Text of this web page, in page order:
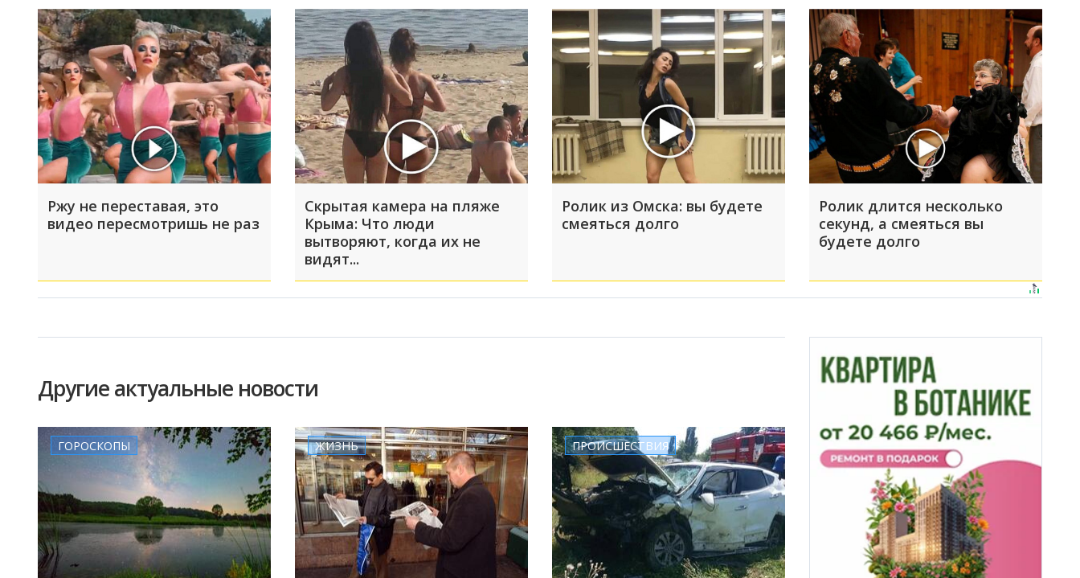
Ржу не переставая, это
видео пересмотришь не раз
Скрытая камера на пляже
Крыма: Что люди
вытворяют, когда их не
видят...
Ролик из Омска: вы будете
смеяться долго
Ролик длится несколько
секунд, а смеяться вы
будете долго
Другие актуальные новости
ГОРОСКОПЫ ЖИЗНЬ ПРОИСШЕСТВИЯ